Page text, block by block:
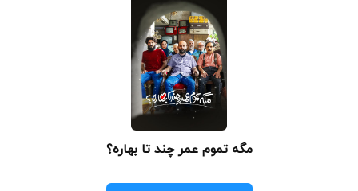
مگه تموم عمر چند تا بهاره؟‌